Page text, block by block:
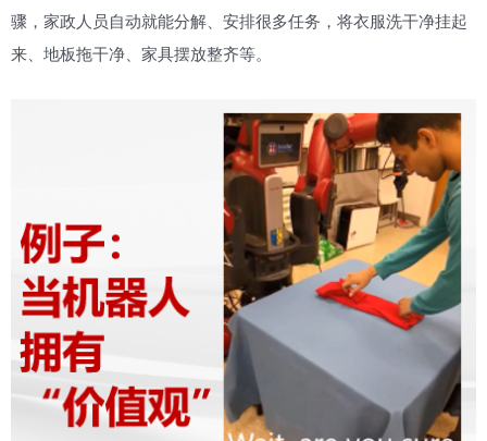
骤，家政人员自动就能分解、安排很多任务，将衣服洗干净挂起
来、地板拖干净、家具摆放整齐等。